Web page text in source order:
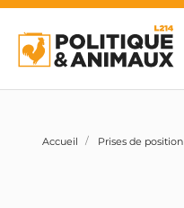
Accueil Prises de position